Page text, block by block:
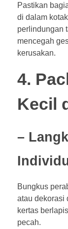
Pastikan
di dalam
perlindungan
mencegah
kerusakan.
4.
Kecil
–
Bungkus
atau dekorasi
kertas
pecah.